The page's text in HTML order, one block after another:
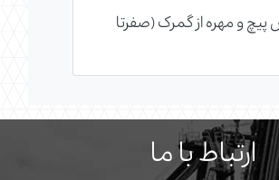
و مهره از گمرک (صفرتا
ارتباط با ما